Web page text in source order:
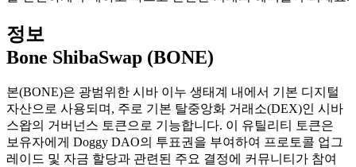
정보
Bone ShibaSwap (BONE)
본(BONE)은 광범위한 시바 이누 생태계 내에서 기본 디지털
자산으로 사용되며, 주로 기본 탈중앙화 거래소(DEX)인 시바
스왑의 거버넌스 토큰으로 기능합니다. 이 유틸리티 토큰은
보유자에게 Doggy DAO의 투표권을 부여하여 프로토콜 업그
레이드 및 자금 할당과 관련된 주요 결정에 커뮤니티가 참여